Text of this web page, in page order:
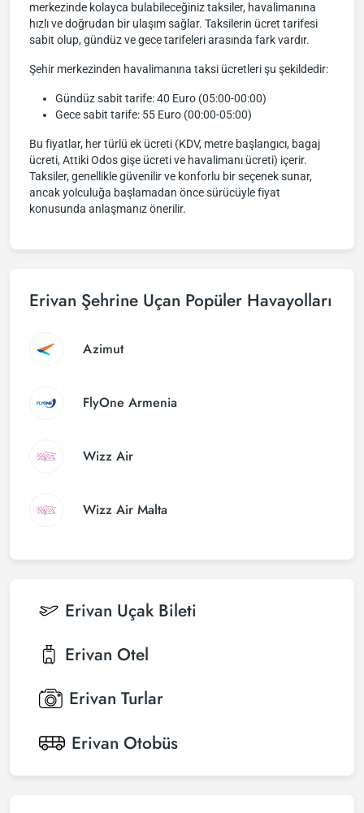
merkezinde kolayca bulabileceğiniz taksiler, havalimanına
hızlı ve doğrudan bir ulaşım sağlar. Taksilerin ücret tarifesi
sabit olup, gündüz ve gece tarifeleri arasında fark vardır.
Şehir merkezinden havalimanına taksi ücretleri şu şekildedir:
Gündüz sabit tarife: 40 Euro (05:00-00:00)
Gece sabit tarife: 55 Euro (00:00-05:00)
Bu fiyatlar, her türlü ek ücreti (KDV, metre başlangıcı, bagaj
ücreti, Attiki Odos gişe ücreti ve havalimanı ücreti) içerir.
Taksiler, genellikle güvenilir ve konforlu bir seçenek sunar,
ancak yolculuğa başlamadan önce sürücüyle fiyat
konusunda anlaşmanız önerilir.
Erivan Şehrine Uçan Popüler Havayolları
Azimut
FlyOne Armenia
Wizz Air
Wizz Air Malta
Erivan Uçak Bileti
Erivan Otel
Erivan Turlar
Erivan Otobüs